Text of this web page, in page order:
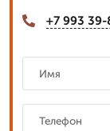
+7 993